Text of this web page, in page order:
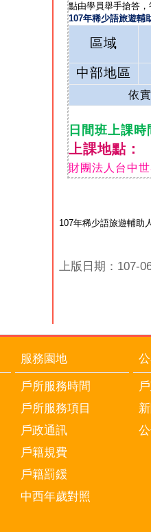
點由學員舉手搶答，
107年稀少語旅遊輔
區域
中部地區
依
日間班上課時
上課地點：
財團法人台中
107年稀少語旅遊輔助
上版日期：107-
服務園地
戶所服務時間
戶所服務項目
戶政通訊
戶籍規費
戶籍罰鍰
中西年歲對照